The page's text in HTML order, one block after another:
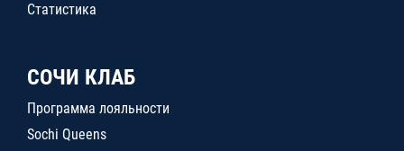
Статистика
СОЧИ КЛАБ
Программа лояльности
Sochi Queens